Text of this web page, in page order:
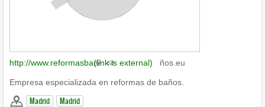
http://www.reformasba(link is external) ños.eu
Empresa especializada en reformas de baños.
Madrid Madrid